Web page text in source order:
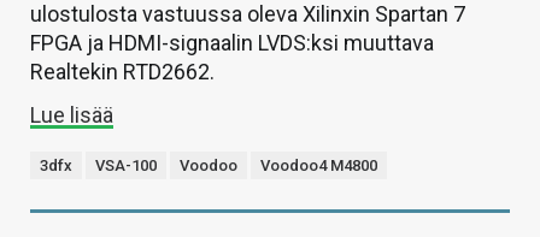
ulostulosta vastuussa oleva Xilinxin Spartan 7
FPGA ja HDMI-signaalin LVDS:ksi muuttava
Realtekin RTD2662.
Lue lisää
3dfx VSA-100 Voodoo Voodoo4 M4800